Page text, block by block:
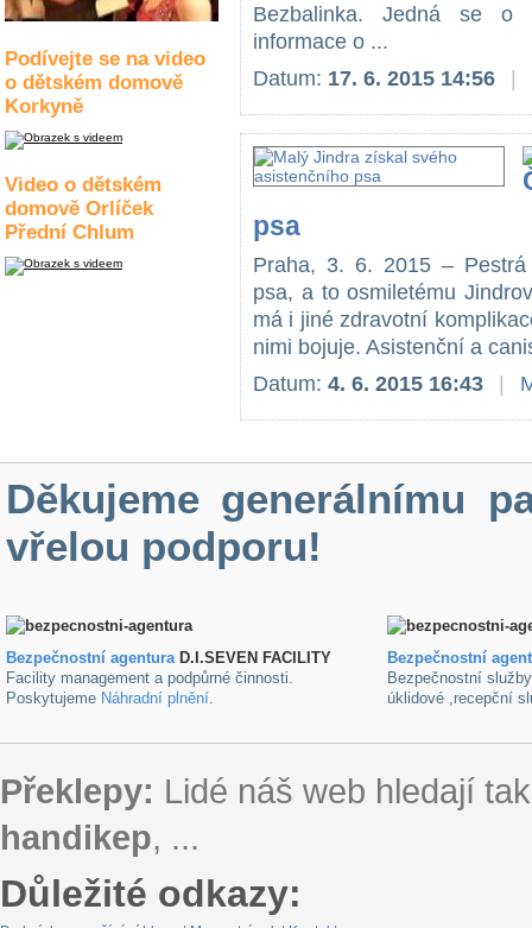
Podívejte se na video
o dětském domově
Korkyně
Video o dětském
domově Orlíček
Přední Chlum
Bezbalinka. Jedná se o
informace o ...
Datum: 17. 6. 2015 14:56
psa
Praha, 3. 6. 2015 – Pestrá
psa, a to osmiletému
má i jiné zdravotní
nimi bojuje. Asistenční a
Datum: 4. 6. 2015 16:43
Děkujeme generálnímu
vřelou podporu!
Bezpečnostní agenturaD.I.SEVEN FACILITY
Facility management a podpůrné činnosti.
Poskytujeme Náhradní plnění.
Bezpečnostní
Bezpečnostní
úklidové ,recepční
Překlepy: Lidé náš web hledají
handikep, ...
Důležité odkazy: